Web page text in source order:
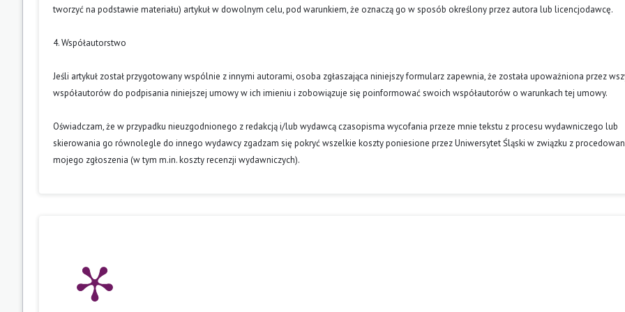
tworzyć na podstawie materiału) artykuł w dowolnym celu, pod warunkiem, że oznaczą go w sposób określony przez autora lub licencjodawcę.
4. Współautorstwo
Jeśli artykuł został przygotowany wspólnie z innymi autorami, osoba zgłaszająca niniejszy formularz zapewnia, że została upoważniona przez
współautorów do podpisania niniejszej umowy w ich imieniu i zobowiązuje się poinformować swoich współautorów o warunkach tej umowy.
Oświadczam, że w przypadku nieuzgodnionego z redakcją i/lub wydawcą czasopisma wycofania przeze mnie tekstu z procesu wydawniczego lub
skierowania go równolegle do innego wydawcy zgadzam się pokryć wszelkie koszty poniesione przez Uniwersytet Śląski w związku z
mojego zgłoszenia (w tym m.in. koszty recenzji wydawniczych).